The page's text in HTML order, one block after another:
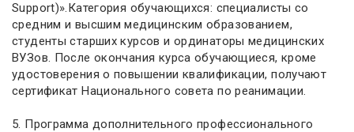
Support)».Категория обучающихся: специалисты со
средним и высшим медицинским образованием,
студенты старших курсов и ординаторы медицинских
ВУЗов. После окончания курса обучающиеся, кроме
удостоверения о повышении квалификации, получают
сертификат Национального совета по реанимации.
5. Программа дополнительного профессионального